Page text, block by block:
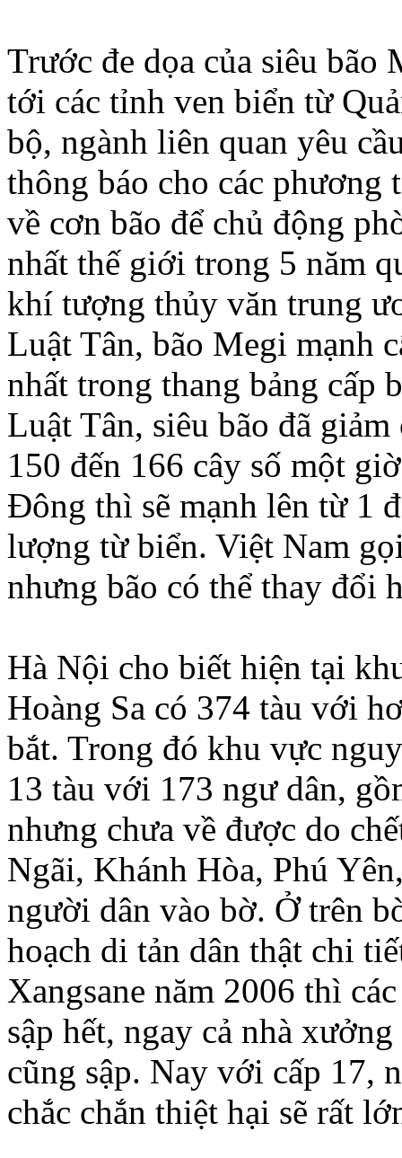
Trước đe dọa của siêu
tới các tỉnh ven biển từ
bộ, ngành liên quan yêu
thông báo cho các phương
về cơn bão để chủ động
nhất thế giới trong 5 năm
khí tượng thủy văn trung
Luật Tân, bão Megi mạnh
nhất trong thang bảng cấp
Luật Tân, siêu bão đã
150 đến 166 cây số một
Ðông thì sẽ mạnh lên từ 1
lượng từ biển. Việt Nam
nhưng bão có thể thay đổi
Hà Nội cho biết hiện tại
Hoàng Sa có 374 tàu với
bắt. Trong đó khu vực
13 tàu với 173 ngư dân,
nhưng chưa về được do
Ngãi, Khánh Hòa, Phú
người dân vào bờ. Ở trên
hoạch di tản dân thật chi
Xangsane năm 2006 thì
sập hết, ngay cả nhà
cũng sập. Nay với cấp 17,
chắc chắn thiệt hại sẽ rất